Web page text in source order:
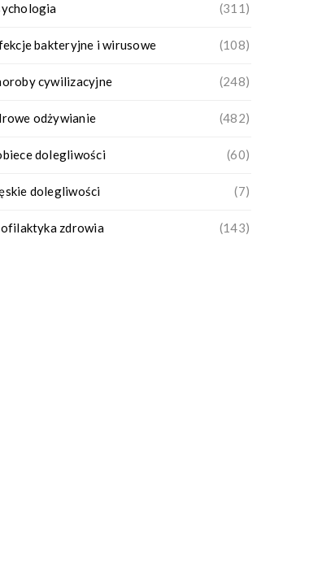
(311)
bakteryjne i wirusowe (108)
cywilizacyjne (248)
odżywianie (482)
dolegliwości (60)
dolegliwości (7)
zdrowia (143)